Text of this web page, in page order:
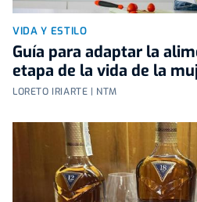
VIDA Y ESTILO
Guía para adaptar la
etapa de la vida de la
LORETO IRIARTE | NTM